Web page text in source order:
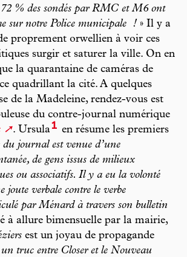
% des sondés par RMC et M6 ont
sur notre Police municipale ! » Il y a
proprement orwellien à voir ces
surgir et saturer la ville. On en
la quarantaine de caméras de
quadrillant la cité. A quelques
de la Madeleine, rendez-vous est
du contre-journal numérique
. Ursula1 en résume les premiers
du journal est venue d’une
de gens issus de milieux
ou associatifs. Il y a eu la volonté
joute verbale contre le verbe
par Ménard à travers son bulletin
à allure bimensuelle par la mairie,
est un joyau de propagande
un truc entre Closer et le Nouveau